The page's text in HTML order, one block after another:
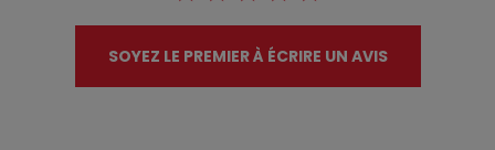
SOYEZ LE PREMIER À ÉCRIRE UN AVIS